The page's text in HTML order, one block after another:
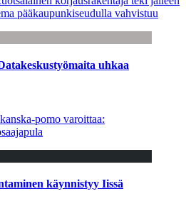
pääkaupunkiseudulla vahvistuu
uhkaa
pomo varoittaa:
käynnistyy Iissä